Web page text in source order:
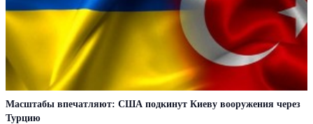
Масштабы впечатляют: США подкинут Киеву вооружения через
Турцию